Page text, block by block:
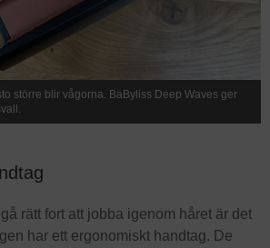
större blir vågorna. BaByliss Deep Waves ger
rätt fort att jobba igenom håret är det
har ett ergonomiskt handtag. De